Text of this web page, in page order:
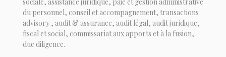
du personnel, conseil et accompagnement, transactions
advisory , audit & assurance, audit légal, audit juridique,
fiscal et social, commissariat aux apports et à la fusion,
due diligence.